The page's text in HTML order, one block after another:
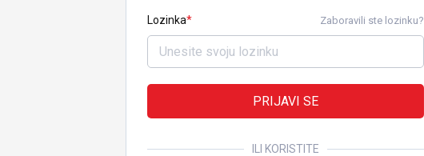
Lozinka Zaboravili ste lozinku?
PRIJAVI SE
ILI KORISTITE